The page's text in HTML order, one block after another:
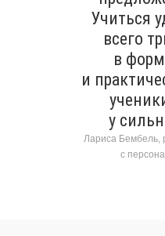
Учиться
всего
в
и
у
Лариса Бембель,
с